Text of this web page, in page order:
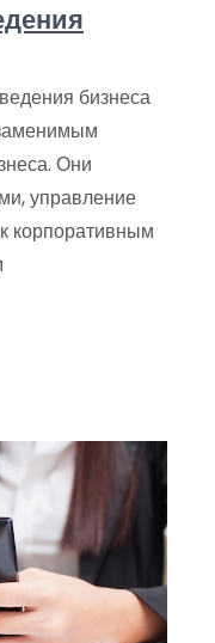
бизнеса
Они
управление
корпоративным